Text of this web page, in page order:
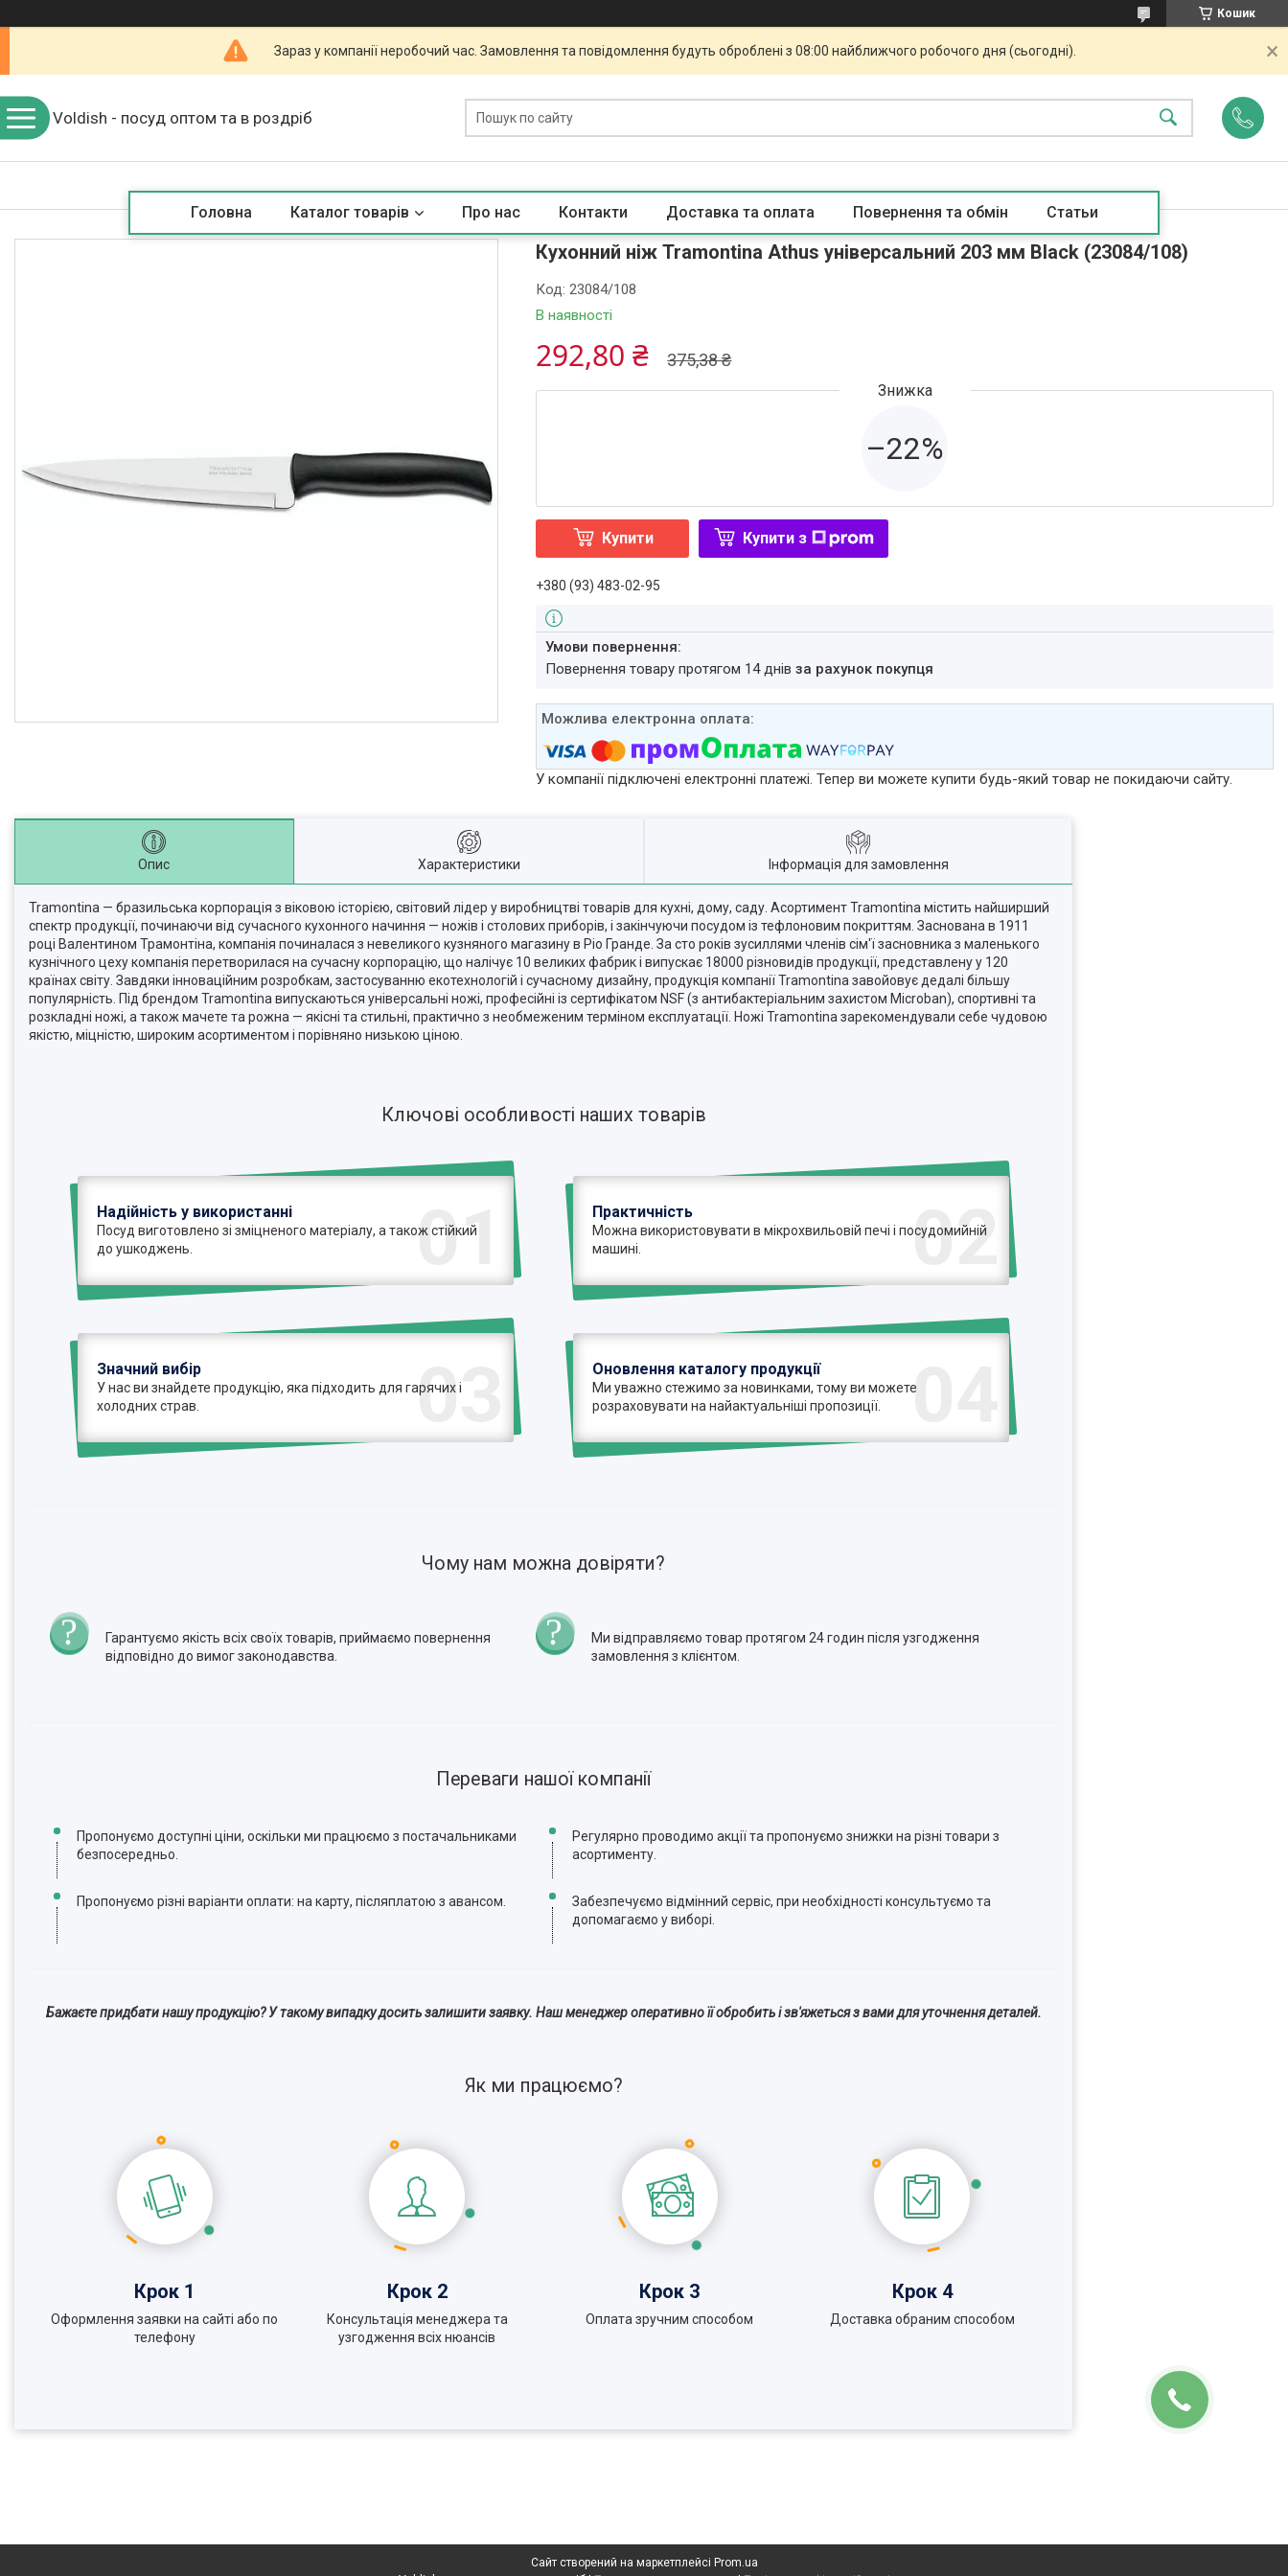
Кошик
Зараз у компанії неробочий час. Замовлення та повідомлення будуть оброблені з 08:00 найближчого робочого дня (сьогодні).
Voldish - посуд оптом та в роздріб
Головна Каталог товарів Про нас Контакти Доставка та оплата Повернення та обмін Статьи
Кухонний ніж Tramontina Athus універсальний 203 мм Black (23084/108)
В наявності
Код:23084/108
375,38 ₴
292,80 ₴
–22%
Купити Купити з
+380 (93) 483-02-95
повернення товару протягом 14 днівза рахунок покупця
У компанії підключені електронні платежі. Тепер ви можете купити будь-який товар не покидаючи сайту.
Опис Характеристики Інформація для замовлення
Tramontina — бразильська корпорація з віковою історією, світовий лідер у виробництві товарів для кухні, дому, саду. Асортимент Tramontina містить найширший
спектр продукції, починаючи від сучасного кухонного начиння — ножів і столових приборів, і закінчуючи посудом із тефлоновим покриттям. Заснована в 1911
році Валентином Трамонтіна, компанія починалася з невеликого кузняного магазину в Ріо Гранде. За сто років зусиллями членів сім'ї засновника з маленького
кузнічного цеху компанія перетворилася на сучасну корпорацію, що налічує 10 великих фабрик і випускає 18000 різновидів продукції, представлену у 120
країнах світу. Завдяки інноваційним розробкам, застосуванню екотехнологій і сучасному дизайну, продукція компанії Tramontina завойовує дедалі більшу
популярність. Під брендом Tramontina випускаються універсальні ножі, професійні із сертифікатом NSF (з антибактеріальним захистом Microban), спортивні та
розкладні ножі, а також мачете та рожна — якісні та стильні, практично з необмеженим терміном експлуатації. Ножі Tramontina зарекомендували себе чудовою
якістю, міцністю, широким асортиментом і порівняно низькою ціною.
Ключові особливості наших товарів
01
Надійність у використанні
Посуд виготовлено зі зміцненого матеріалу, а також стійкий
до ушкоджень.
02
Практичність
Можна використовувати в мікрохвильовій печі і посудомийній
машині.
03
Значний вибір
У нас ви знайдете продукцію, яка підходить для гарячих і
холодних страв.
04
Оновлення каталогу продукції
Ми уважно стежимо за новинками, тому ви можете
розраховувати на найактуальніші пропозиції.
Чому нам можна довіряти?
Гарантуємо якість всіх своїх товарів, приймаємо повернення
відповідно до вимог законодавства.
Ми відправляємо товар протягом 24 годин після узгодження
замовлення з клієнтом.
Переваги нашої компанії
Пропонуємо доступні ціни, оскільки ми працюємо з постачальниками
безпосередньо.
Регулярно проводимо акції та пропонуємо знижки на різні товари з
асортименту.
Пропонуємо різні варіанти оплати: на карту, післяплатою з авансом.
Забезпечуємо відмінний сервіс, при необхідності консультуємо та
допомагаємо у виборі.
Бажаєте придбати нашу продукцію? У такому випадку досить залишити заявку. Наш менеджер оперативно її обробить і зв'яжеться з вами для уточнення деталей.
Як ми працюємо?
Крок 1
Оформлення заявки на сайті або по
телефону
Крок 2
Консультація менеджера та
узгодження всіх нюансів
Крок 3
Оплата зручним способом
Крок 4
Доставка обраним способом
Сайт створений на маркетплейсі Prom.ua